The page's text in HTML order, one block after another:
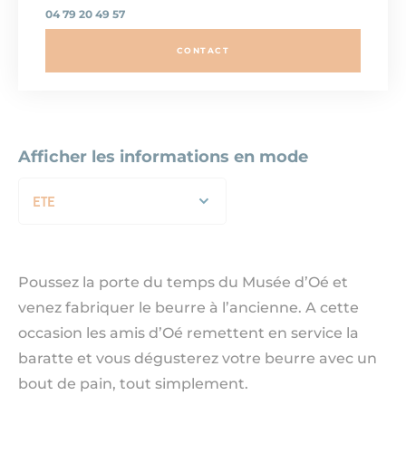
Afficher les informations en mode
ETE
Poussez la porte du temps du Musée d’Oé et
venez fabriquer le beurre à l’ancienne. A cette
occasion les amis d’Oé remettent en service la
baratte et vous dégusterez votre beurre avec un
bout de pain, tout simplement.
04 79 20 49 57
CONTACT